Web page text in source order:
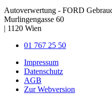
Autoverwertung - FORD
Murlingengasse 60
| 1120 Wien
01 767 25 50
Impressum
Datenschutz
AGB
Zur Webversion